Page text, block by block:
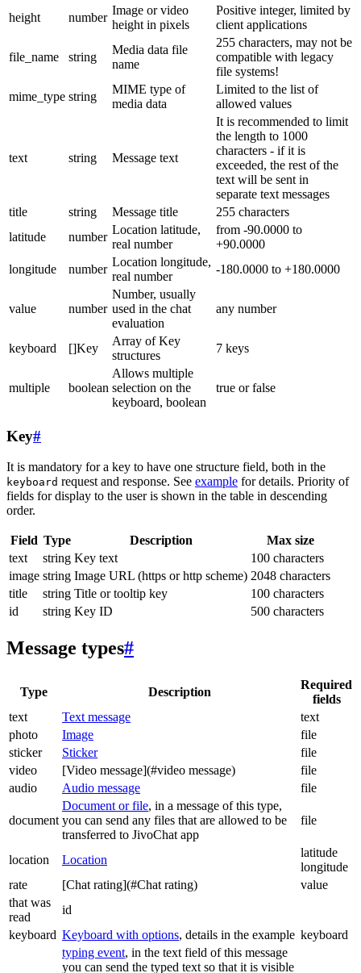
height
number
Image or video
height in pixels
Positive integer, limited by
client applications
file_name string
Media data file
name
255 characters, may not be
compatible with legacy
file systems!
mime_type string
MIME type of
media data
Limited to the list of
allowed values
text string Message text
It is recommended to limit
the length to 1000
characters - if it is
exceeded, the rest of the
text will be sent in
separate text messages
title
string Message title
255 characters
latitude
number
Location latitude,
real number
from -90.0000 to
+90.0000
longitude
number
Location longitude,
real number
-180.0000 to +180.0000
value number
Number, usually
used in the chat
evaluation
any number
keyboard []Key
Array of Key
structures
7 keys
multiple boolean
Allows multiple
selection on the
keyboard, boolean
true or false
Key#
It is mandatory for a key to have one structure field, both in the
keyboard request and response. See example for details. Priority of
fields for display to the user is shown in the table in descending
order.
Field Type Description
Max size
text
string Key text
100 characters
image string Image URL (https or http scheme) 2048 characters
title
string Title or tooltip key
100 characters
id
string Key ID 500 characters
Message types#
Type Description
Required
fields
text
Text message
text
photo
Image
file
sticker
Sticker
file
video
[Video message](#video message)
file
audio
Audio message file
document
Document or file, in a message of this type,
you can send any files that are allowed to be
transferred to JivoChat app
file
location Location
latitude
longitude
rate
[Chat rating](#Chat rating)
value
that was
read
id
keyboard Keyboard with options, details in the example keyboard
typing event, in the text field of this message
you can send the typed text so that it is visible